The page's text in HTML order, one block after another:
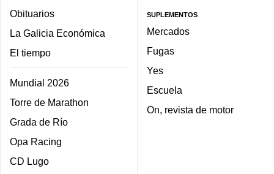
Obituarios
La Galicia Económica
El tiempo
Mundial 2026
Torre de Marathon
Grada de Río
Opa Racing
CD Lugo
SUPLEMENTOS
Mercados
Fugas
Yes
Escuela
On, revista de motor